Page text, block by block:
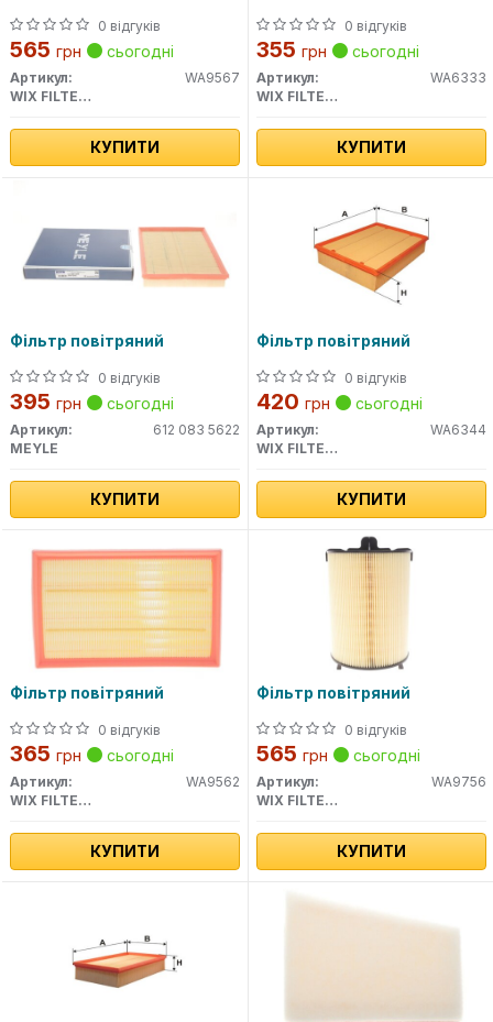
0 відгуків
565 грн сьогодні
Артикул:
WA9567
WIX FILTERS
КУПИТИ
0 відгуків
355 грн сьогодні
Артикул:
WA6333
WIX FILTERS
КУПИТИ
Фільтр повітряний
0 відгуків
395 грн сьогодні
Артикул:
612 083 5622
MEYLE
КУПИТИ
Фільтр повітряний
0 відгуків
420 грн сьогодні
Артикул:
WA6344
WIX FILTERS
КУПИТИ
Фільтр повітряний
0 відгуків
365 грн сьогодні
Артикул:
WA9562
WIX FILTERS
КУПИТИ
Фільтр повітряний
0 відгуків
565 грн сьогодні
Артикул:
WA9756
WIX FILTERS
КУПИТИ